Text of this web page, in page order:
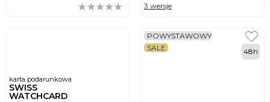
3 wersje
karta podarunkowa
SWISS
WATCHCARD
POWYSTAWOWY
SALE
48h